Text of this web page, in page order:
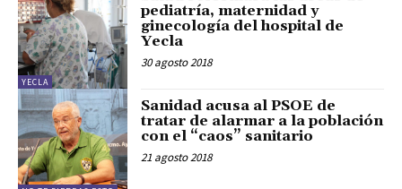
YECLA
pediatría, maternidad y
ginecología del hospital de
Yecla
30 agosto 2018
Sanidad acusa al PSOE de
tratar de alarmar a la población
con el “caos” sanitario
21 agosto 2018